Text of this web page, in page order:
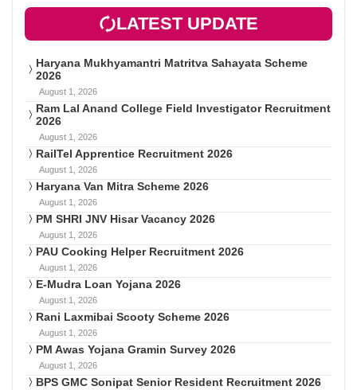
LATEST UPDATE
Haryana Mukhyamantri Matritva Sahayata Scheme
2026
August 1, 2026
Ram Lal Anand College Field Investigator Recruitment
2026
August 1, 2026
RailTel Apprentice Recruitment 2026
August 1, 2026
Haryana Van Mitra Scheme 2026
August 1, 2026
PM SHRI JNV Hisar Vacancy 2026
August 1, 2026
PAU Cooking Helper Recruitment 2026
August 1, 2026
E-Mudra Loan Yojana 2026
August 1, 2026
Rani Laxmibai Scooty Scheme 2026
August 1, 2026
PM Awas Yojana Gramin Survey 2026
August 1, 2026
BPS GMC Sonipat Senior Resident Recruitment 2026